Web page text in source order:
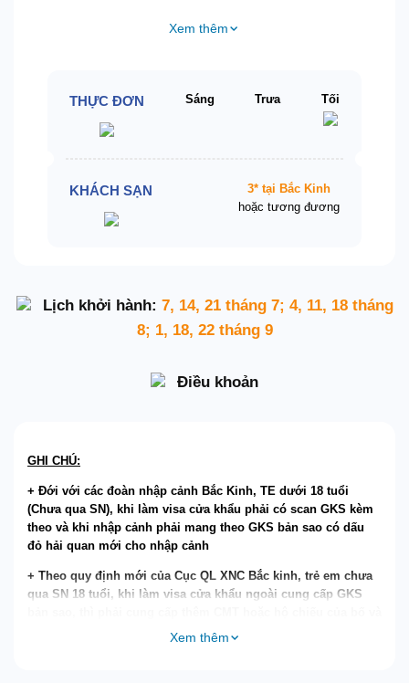
Xem thêm
THỰC ĐƠN Sáng Trưa Tối
KHÁCH SẠN
3* tại Bắc Kinh
hoặc tương đương
Lịch khởi hành: 7, 14, 21 tháng 7; 4, 11, 18 tháng
8; 1, 18, 22 tháng 9
Điều khoản
GHI CHÚ:
+ Đới với các đoàn nhập cảnh Bắc Kinh, TE dưới 18 tuổi
(Chưa qua SN), khi làm visa cửa khẩu phải có scan GKS kèm
theo và khi nhập cảnh phải mang theo GKS bản sao có dấu
đỏ hải quan mới cho nhập cảnh
+ Theo quy định mới của Cục QL XNC Bắc kinh, trẻ em chưa
qua SN 18 tuổi, khi làm visa cửa khẩu ngoài cung cấp GKS
mẹ (Bố mẹ không đi cùng không cần giấy Ủy quyền)
Xem thêm